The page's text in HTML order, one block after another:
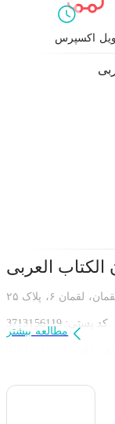
اکسپرس
الکتاب العربی
کد پستی: 3713156119
مطالعه بیشتر